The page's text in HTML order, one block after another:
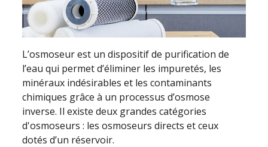
L’osmoseur est un dispositif de purification de
l’eau qui permet d’éliminer les impuretés, les
minéraux indésirables et les contaminants
chimiques grâce à un processus d’osmose
inverse. Il existe deux grandes catégories
d'osmoseurs : les osmoseurs directs et ceux
dotés d’un réservoir.